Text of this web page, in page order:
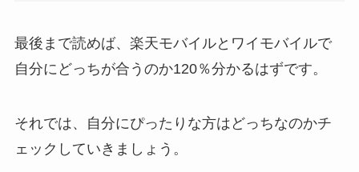
最後まで読めば、楽天モバイルとワイモバイルで
自分にどっちが合うのか120％分かるはずです。
それでは、自分にぴったりな方はどっちなのかチ
ェックしていきましょう。